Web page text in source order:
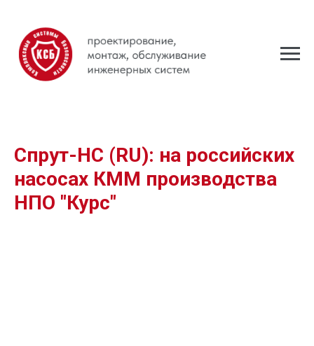
Спрут-НС (RU): на российских
насосах КММ производства
НПО "Курс"